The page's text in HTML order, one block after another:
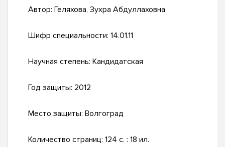
Автор: Геляхова, Зухра Абдуллаховна
Шифр специальности: 14.01.11
Научная степень: Кандидатская
Год защиты: 2012
Место защиты: Волгоград
Количество страниц: 124 с. : 18 ил.